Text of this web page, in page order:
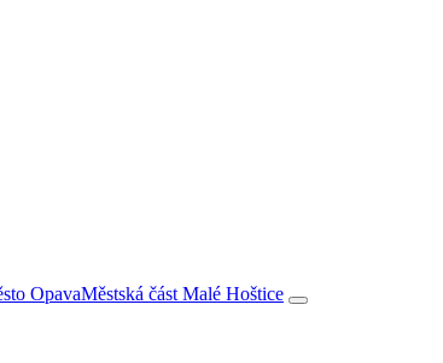
OpavaMěstská část Malé Hoštice